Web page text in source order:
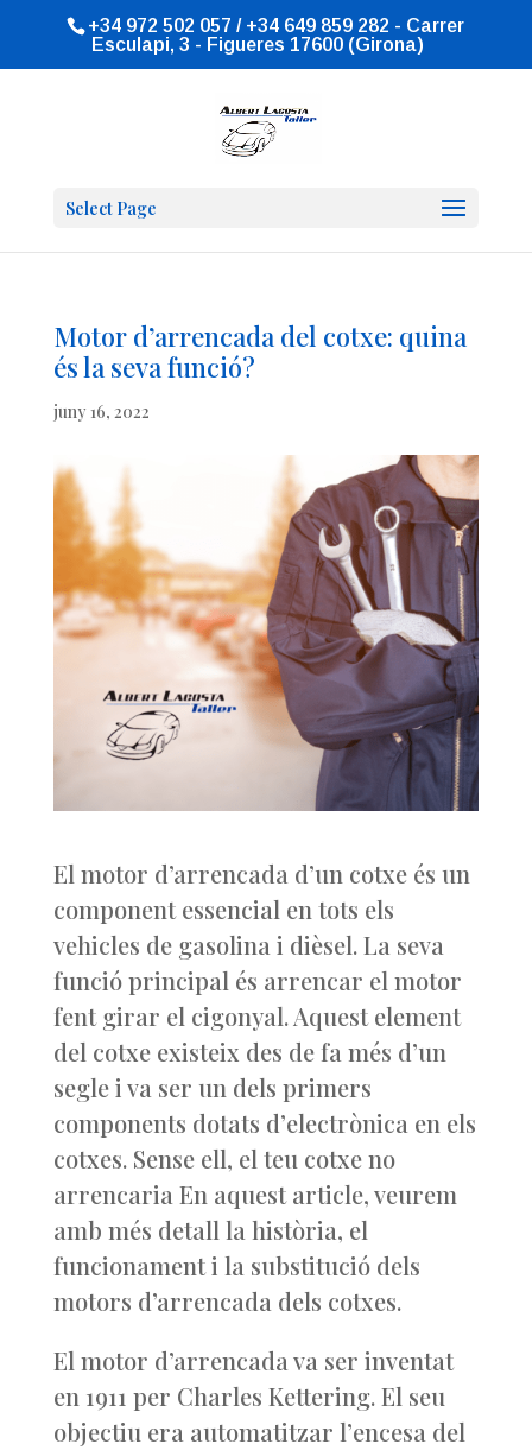
+34 972 502 057 / +34 649 859 282 - Carrer
Esculapi, 3 - Figueres 17600 (Girona)
Select Page
Motor d’arrencada del cotxe: quina
és la seva funció?
juny 16, 2022
El motor d’arrencada d’un cotxe és un
component essencial en tots els
vehicles de gasolina i dièsel. La seva
funció principal és arrencar el motor
fent girar el cigonyal. Aquest element
del cotxe existeix des de fa més d’un
segle i va ser un dels primers
components dotats d’electrònica en els
cotxes. Sense ell, el teu cotxe no
arrencaria En aquest article, veurem
amb més detall la història, el
funcionament i la substitució dels
motors d’arrencada dels cotxes.
El motor d’arrencada va ser inventat
en 1911 per Charles Kettering. El seu
objectiu era automatitzar l’encesa del